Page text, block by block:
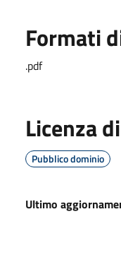
Formati
.pdf
Licenza
Pubblico dominio
Ultimo